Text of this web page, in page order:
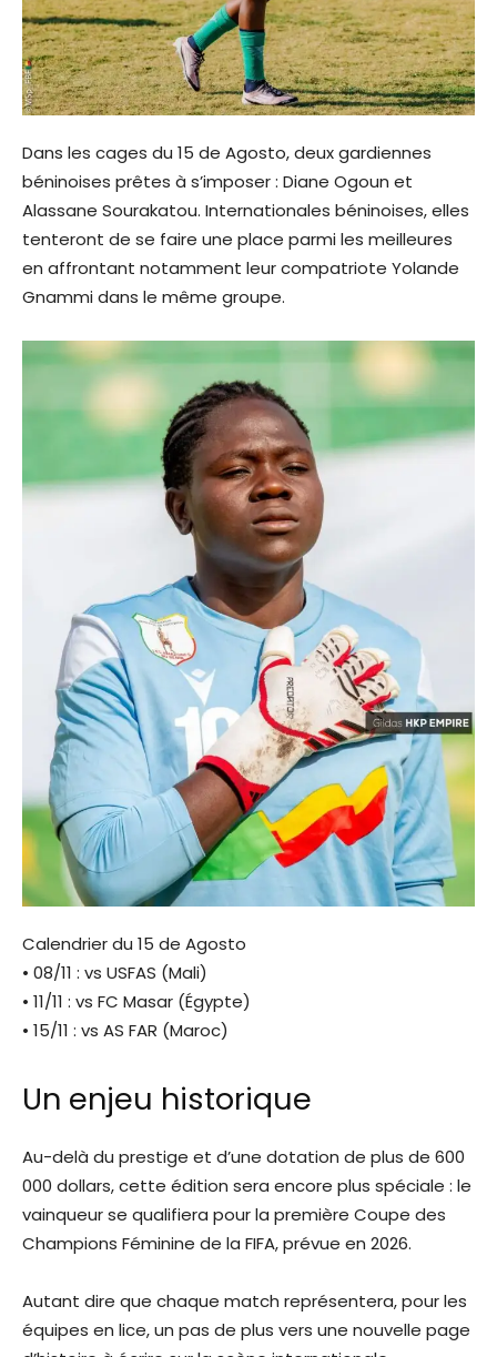
Dans les cages du 15 de Agosto, deux gardiennes
béninoises prêtes à s’imposer : Diane Ogoun et
Alassane Sourakatou. Internationales béninoises, elles
tenteront de se faire une place parmi les meilleures
en affrontant notamment leur compatriote Yolande
Gnammi dans le même groupe.
Calendrier du 15 de Agosto
• 08/11 : vs USFAS (Mali)
• 11/11 : vs FC Masar (Égypte)
• 15/11 : vs AS FAR (Maroc)
Un enjeu historique
Au-delà du prestige et d’une dotation de plus de 600
000 dollars, cette édition sera encore plus spéciale : le
vainqueur se qualifiera pour la première Coupe des
Champions Féminine de la FIFA, prévue en 2026.
Autant dire que chaque match représentera, pour les
équipes en lice, un pas de plus vers une nouvelle page